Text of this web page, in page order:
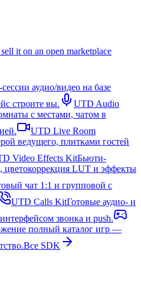
it on an open marketplace
сессии аудио/видео на базе
строите вы.
UTD Audio
с местами, чатом в
UTD Live Room
ведущего, плитками гостей
Video Effects KitБьюти-
цветокоррекция LUT и эффекты
чат 1:1 и групповой с
UTD Calls KitГотовые аудио- и
звонка и push.
полный каталог игр —
Все SDK